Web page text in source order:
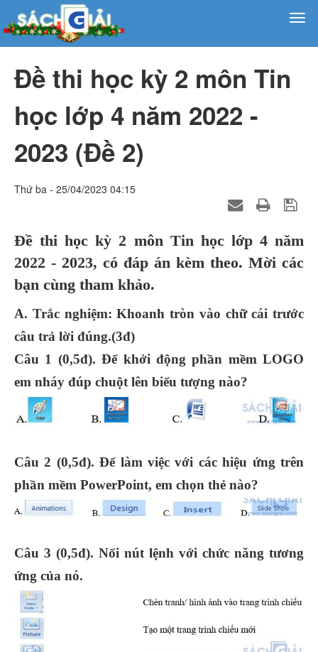
Đề thi học kỳ 2 môn Tin
học lớp 4 năm 2022 -
2023 (Đề 2)
Thứ ba - 25/04/2023 04:15
Đề thi học kỳ 2 môn Tin học lớp 4 năm
2022 - 2023, có đáp án kèm theo. Mời các
bạn cùng tham khảo.
A. Trắc nghiệm: Khoanh tròn vào chữ cái trước
câu trả lời đúng.(3đ)
Câu 1 (0,5đ). Để khởi động phần mềm LOGO
em nháy đúp chuột lên biểu tượng nào?
Câu 2 (0,5đ). Để làm việc với các hiệu ứng trên
phần mềm PowerPoint, em chọn thẻ nào?
Câu 3 (0,5đ). Nối nút lệnh với chức năng tương
ứng của nó.